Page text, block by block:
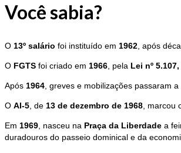
Você sabia?
O 13º salário foi instituído em 1962 , após
O FGTS foi criado em 1966 , pela Lei nº
Após 1964 , greves e mobilizações passaram
O AI-5 , de 13 de dezembro de 1968 ,
Em 1969 , nasceu na Praça da Liberdade a
duradouros do passeio dominical e da